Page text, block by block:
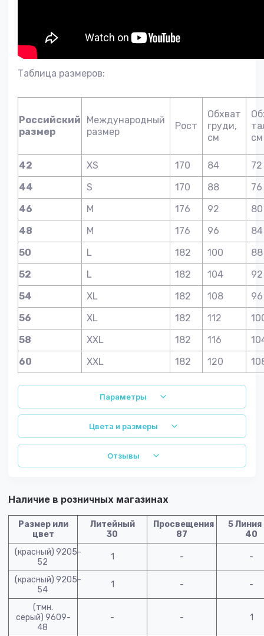
Таблица размеров:
Российский
размер
Международный
размер
Рост
Обхват
груди,
см
см
42 XS 170 84
72
44
S 170 88
76
46
M 176 92
80
48
M 176 96
84
50
L 182 100
88
52
L 182 104
92
54
XL 182 108
96
56
XL 182 112
58
XXL 182 116
60
XXL 182 120
Параметры
Цвета и размеры
Отзывы
Наличие в розничных магазинах
Размер или
цвет
Литейный
30
Просвещения
87
5 Линия
40
(красный) 9205-
52
1 - -
(красный) 9205-
54
1 - -
(тмн.
серый) 9609-
48
- - 1